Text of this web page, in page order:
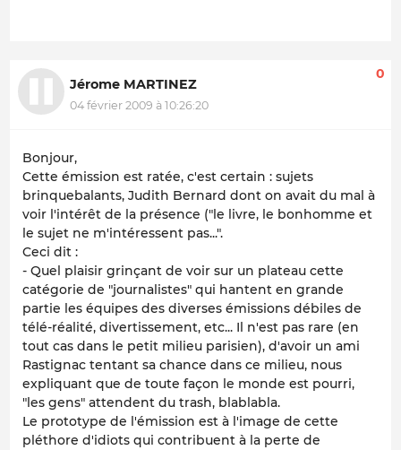
Jérome MARTINEZ
04 février 2009 à 10:26:20
0
Bonjour,
Cette émission est ratée, c'est certain : sujets
brinquebalants, Judith Bernard dont on avait du mal à
voir l'intérêt de la présence ("le livre, le bonhomme et
le sujet ne m'intéressent pas...".
Ceci dit :
- Quel plaisir grinçant de voir sur un plateau cette
catégorie de "journalistes" qui hantent en grande
partie les équipes des diverses émissions débiles de
télé-réalité, divertissement, etc... Il n'est pas rare (en
tout cas dans le petit milieu parisien), d'avoir un ami
Rastignac tentant sa chance dans ce milieu, nous
expliquant que de toute façon le monde est pourri,
"les gens" attendent du trash, blablabla.
Le prototype de l'émission est à l'image de cette
pléthore d'idiots qui contribuent à la perte de